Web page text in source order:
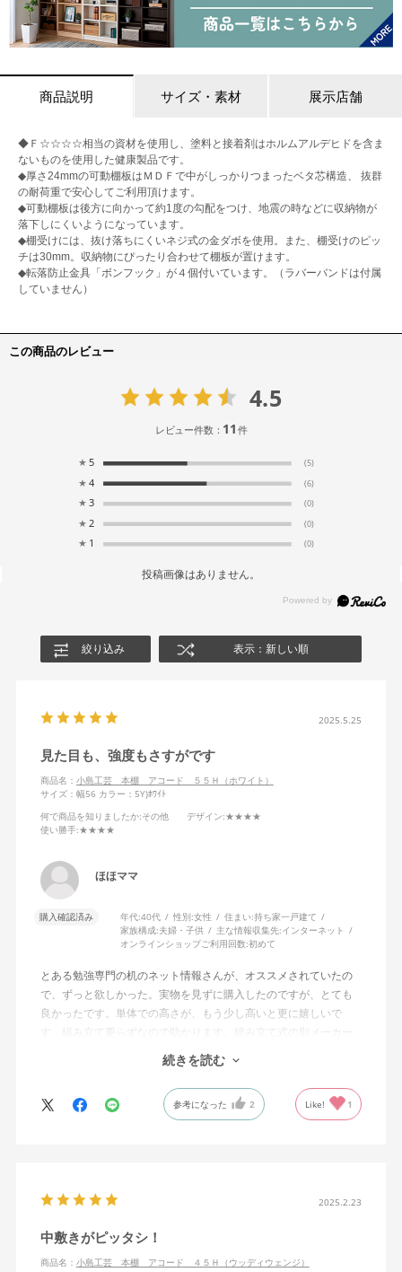
商品説明 サイズ・素材 展示店舗
◆Ｆ☆☆☆☆相当の資材を使用し、塗料と接着剤はホルムアルデヒドを含ま
ないものを使用した健康製品です。
◆厚さ24mmの可動棚板はＭＤＦで中がしっかりつまったベタ芯構造、 抜群
の耐荷重で安心してご利用頂けます。
◆可動棚板は後方に向かって約1度の勾配をつけ、地震の時などに収納物が
落下しにくいようになっています。
◆棚受けには、抜け落ちにくいネジ式の金ダボを使用。また、棚受けのピッ
チは30mm。収納物にぴったり合わせて棚板が置けます。
◆転落防止金具「ボンフック」が４個付いています。（ラバーバンドは付属
していません）
この商品のレビュー
4.5
レビュー件数： 11件
★ 5 (5)
★ 4 (6)
★ 3 (0)
★ 2 (0)
★ 1 (0)
投稿画像はありません。
絞り込み 表示：新しい順
2025.5.25
見た目も、強度もさすがです
商品名： 小島工芸 本棚 アコード ５５Ｈ（ホワイト）
サイズ：幅56 カラー：5Y)ﾎﾜｲﾄ
何で商品を知りましたか:その他 デザイン:★★★★
使い勝手:★★★★
ほほママ
購入確認済み 年代:40代 性別:女性 住まい:持ち家一戸建て
家族構成:夫婦・子供 主な情報収集先:インターネット
オンラインショップご利用回数:初めて
とある勉強専門の机のネット情報さんが、オススメされていたの
で、ずっと欲しかった。実物を見ずに購入したのですが、とても
良かったです。単体での高さが、もう少し高いと更に嬉しいで
す。組み立て要らずなので助かります。組み立て式の別メーカー
さんは、実物見て安っぽく感じました。お値段はしましたが、長
く使えると思います。配送屋さんも丁寧な方達で安心できまし
続きを読む
参考になった 2 Like! 1
2025.2.23
中敷きがピッタシ！
商品名： 小島工芸 本棚 アコード ４５Ｈ（ウッディウェンジ）